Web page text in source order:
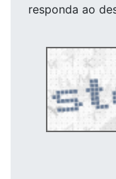
responda ao